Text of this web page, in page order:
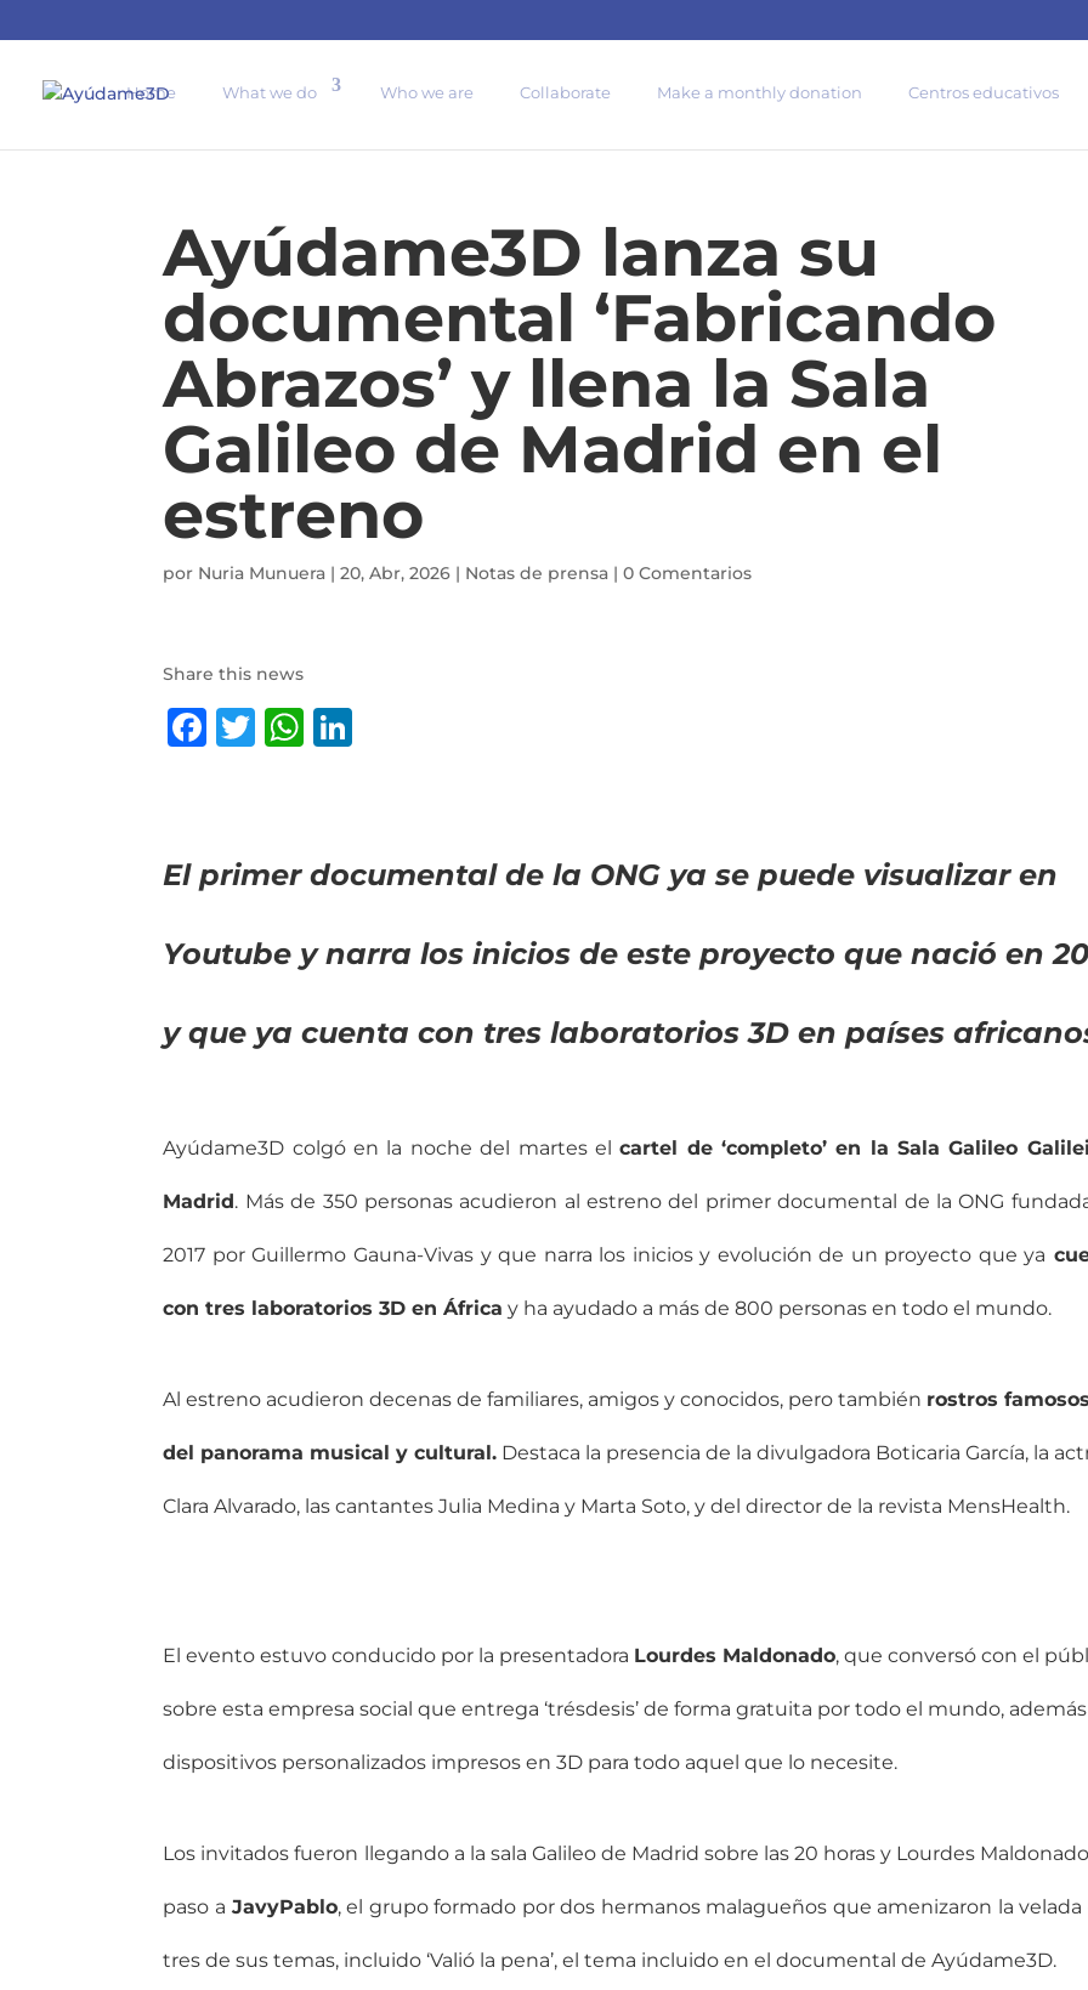
Home What we do Who we are Collaborate Make a monthly donation Centros educativos
Ayúdame3D lanza su
documental ‘Fabricando
Abrazos’ y llena la Sala
Galileo de Madrid en el
estreno
por Nuria Munuera |20, Abr, 2026 | Notas de prensa |0 Comentarios
Share this news
F
b
o
T
r
W
A
p
dI
El primer documental de la ONG ya se puede visualizar en
Youtube y narra los inicios de este proyecto que nació en
y que ya cuenta con tres laboratorios 3D en países
Ayúdame3D colgó en la noche del martes elcartel de ‘completo’ en la Sala Galileo
Madrid. Más de 350 personas acudieron alestreno del primer documental de la ONG
2017 por Guillermo Gauna-Vivas y que narra los inicios y evolución de un proyecto que ya
con tres laboratorios 3D en África y ha ayudado a más de 800 personas en todo el mundo.
Al estreno acudieron decenas de familiares, amigos y conocidos, pero también rostros famosos
del panorama musical y cultural. Destaca la presencia de la divulgadora Boticaria García, la
Clara Alvarado, las cantantes Julia Medina y Marta Soto, y del director de la revista MensHealth.
El evento estuvo conducido por la presentadora Lourdes Maldonado, que conversó con el
sobre esta empresa social que entrega ‘trésdesis’ de forma gratuita por todo el mundo,
dispositivos personalizados impresos en 3D para todo aquel que lo necesite.
Los invitados fueron llegando a la sala Galileo de Madrid sobre las 20 horas y Lourdes
paso a JavyPablo, el grupo formado por dos hermanos malagueños que amenizaron la velada
tres de sus temas, incluido ‘Valió la pena’, el tema incluido en el documental de Ayúdame3D.
65 Countries reached | 672 People helped | We aim to help 83 million